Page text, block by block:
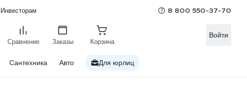
Инвесторам 8 800 550-37-70
Сравнение Заказы Корзина
Войти
Сантехника Авто Для юрлиц